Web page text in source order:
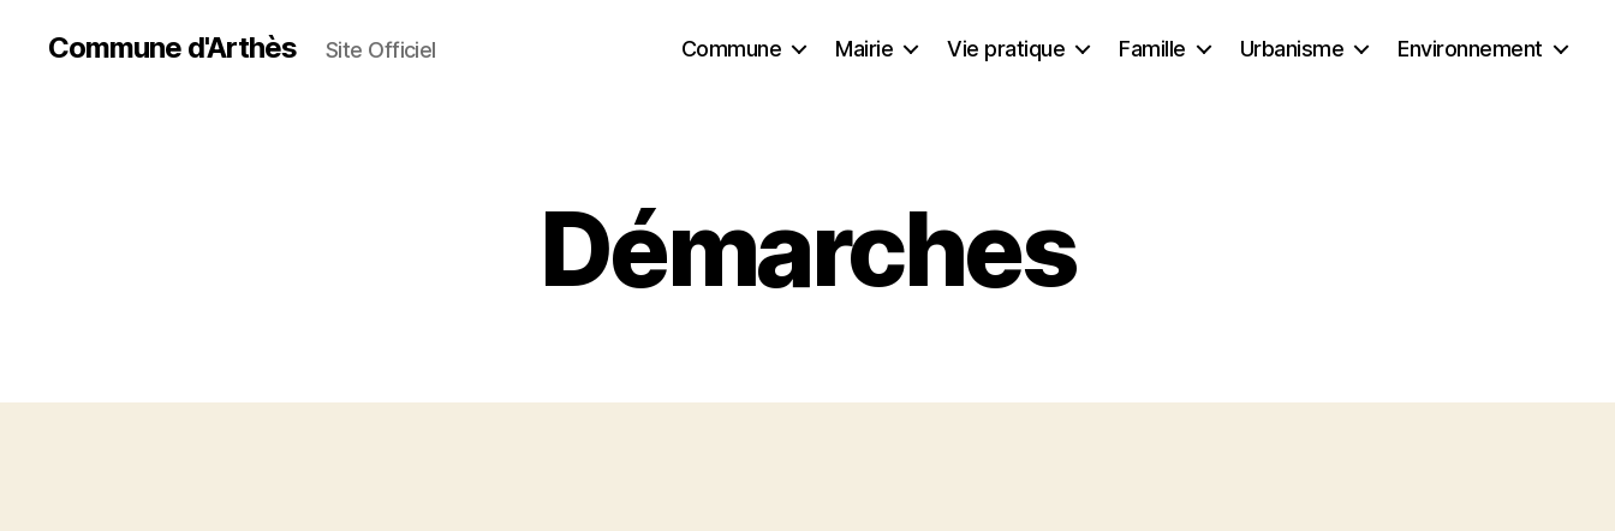
Commune d'Arthès Site Officiel Commune Mairie Vie pratique Famille Urbanisme Environnement
Démarches